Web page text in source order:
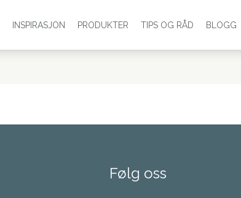
INSPIRASJON PRODUKTER TIPS OG RÅD BLOGG
Følg oss